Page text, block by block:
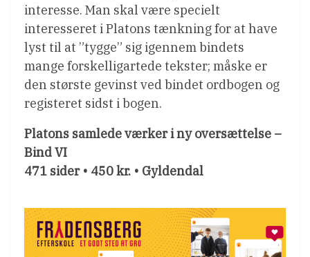
interesse. Man skal være specielt
interesseret i Platons tænkning for at have
lyst til at ”tygge” sig igennem bindets
mange forskelligartede tekster; måske er
den største gevinst ved bindet ordbogen og
registeret sidst i bogen.
Platons samlede værker i ny oversættelse –
Bind VI
471 sider • 450 kr. • Gyldendal